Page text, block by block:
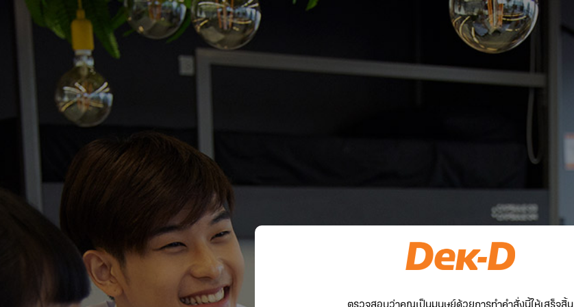
ตรวจสอบว่าคุณเป็นมนุษย์ด้วยการทำคำสั่งนี้ให้เสร็จสิ้น